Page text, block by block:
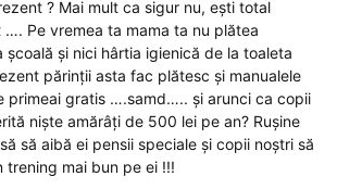
? Mai mult ca sigur nu, ești total
Pe vremea ta mama ta nu plătea
școală și nici hârtia igienică de la toaleta
părinții asta fac plătesc și manualele
primeai gratis ….samd….. și arunci ca copii
niște amărâți de 500 lei pe an? Rușine
să aibă ei pensii speciale și copii noștri să
trening mai bun pe ei !!!